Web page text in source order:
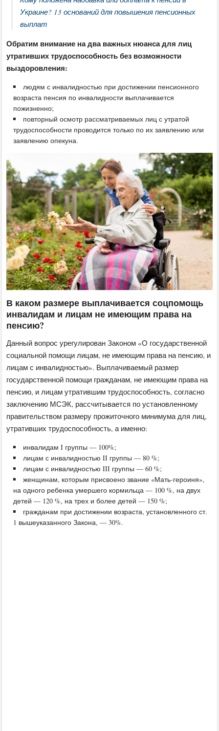
Украине? 13 оснований для повышения пенсионных
выплат
Обратим внимание на два важных нюанса для лиц
утративших трудоспособность без возможности
выздоровления:
людям с инвалидностью при достижении пенсионного
возраста пенсия по инвалидности выплачивается
пожизненно;
повторный осмотр рассматриваемых лиц с утратой
трудоспособности проводится только по их заявлению или
заявлению опекуна.
В каком размере выплачивается соцпомощь
инвалидам и лицам не имеющим права на
пенсию?
Данный вопрос урегулирован Законом «О государственной
социальной помощи лицам, не имеющим права на пенсию, и
лицам с инвалидностью». Выплачиваемый размер
государственной помощи гражданам, не имеющим права на
пенсию, и лицам утратившим трудоспособность, согласно
заключению МСЭК, рассчитывается по установленному
правительством размеру прожиточного минимума для лиц,
утративших трудоспособность, а именно:
инвалидам I группы — 100%;
лицам с инвалидностью II группы — 80 %;
лицам с инвалидностью III группы — 60 %;
женщинам, которым присвоено звание «Мать-героиня»,
на одного ребенка умершего кормильца — 100 %, на двух
детей — 120 %, на трех и более детей — 150 %;
гражданам при достижении возраста, установленного ст.
1 вышеуказанного Закона, — 30%.